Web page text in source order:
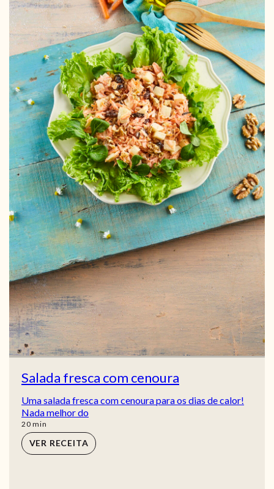
Salada fresca com cenoura
Uma salada fresca com cenoura para os dias de calor!
Nada melhor do
20min
min
VER RECEITA